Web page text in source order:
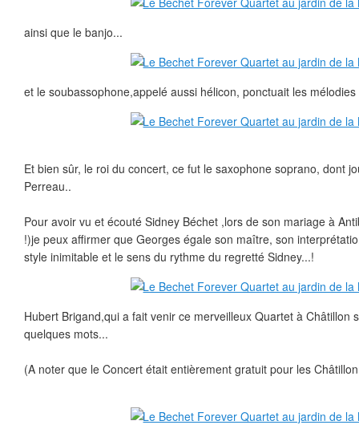
ainsi que le banjo...
et le soubassophone,appelé aussi hélicon, ponctuait les
Et bien sûr, le roi du concert, ce fut le saxophone soprano, dont
Perreau..
Pour avoir vu et écouté Sidney Béchet ,lors de son mariage à
!)je peux affirmer que Georges égale son maître, son
style inimitable et le sens du rythme du regretté Sidney...!
Hubert Brigand,qui a fait venir ce merveilleux Quartet à Châtillon
quelques mots...
(A noter que le Concert était entièrement gratuit pour les